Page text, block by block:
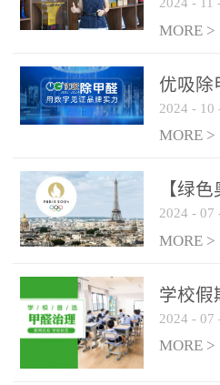
勇敢破
MORE >
优吸除
业，尽
2024 - 10
MORE >
【绿
宿风波
绿色家
2024 - 07
MORE >
学校假
厅关于
内空气
2024 - 07
MORE >